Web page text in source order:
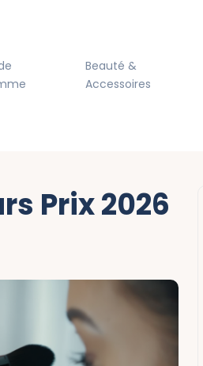
Beauté &
Accessoires
Prix 2026